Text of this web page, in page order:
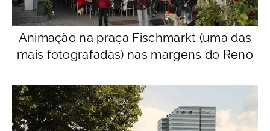
Animação na praça Fischmarkt (uma das
mais fotografadas) nas margens do Reno